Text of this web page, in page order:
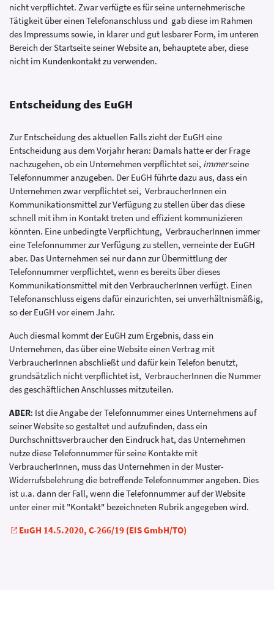
nicht verpflichtet. Zwar verfügte es für seine unternehmerische
Tätigkeit über einen Telefonanschluss und gab diese im Rahmen
des Impressums sowie, in klarer und gut lesbarer Form, im unteren
Bereich der Startseite seiner Website an, behauptete aber, diese
nicht im Kundenkontakt zu verwenden.
Entscheidung des EuGH
Zur Entscheidung des aktuellen Falls zieht der EuGH eine
Entscheidung aus dem Vorjahr heran: Damals hatte er der Frage
nachzugehen, ob ein Unternehmen verpflichtet sei, immerseine
Telefonnummer anzugeben. Der EuGH führte dazu aus, dass ein
Unternehmen zwar verpflichtet sei, VerbraucherInnen ein
Kommunikationsmittel zur Verfügung zu stellen über das diese
schnell mit ihm in Kontakt treten und effizient kommunizieren
könnten. Eine unbedingte Verpflichtung, VerbraucherInnen immer
eine Telefonnummer zur Verfügung zu stellen, verneinte der EuGH
aber. Das Unternehmen sei nur dann zur Übermittlung der
Telefonnummer verpflichtet, wenn es bereits über dieses
Kommunikationsmittel mit den VerbraucherInnen verfügt. Einen
Telefonanschluss eigens dafür einzurichten, sei unverhältnismäßig,
so der EuGH vor einem Jahr.
Auch diesmal kommt der EuGH zum Ergebnis, dass ein
Unternehmen, das über eine Website einen Vertrag mit
VerbraucherInnen abschließt und dafür kein Telefon benutzt,
grundsätzlich nicht verpflichtet ist, VerbraucherInnen die Nummer
des geschäftlichen Anschlusses mitzuteilen.
ABER: Ist die Angabe der Telefonnummer eines Unternehmens auf
seiner Website so gestaltet und aufzufinden, dass ein
Durchschnittsverbraucher den Eindruck hat, das Unternehmen
nutze diese Telefonnummer für seine Kontakte mit
VerbraucherInnen, muss das Unternehmen in der Muster-
Widerrufsbelehrung die betreffende Telefonnummer angeben. Dies
ist u.a. dann der Fall, wenn die Telefonnummer auf der Website
unter einer mit "Kontakt" bezeichneten Rubrik angegeben wird.
EuGH 14.5.2020, C-266/19 (EIS GmbH/TO)